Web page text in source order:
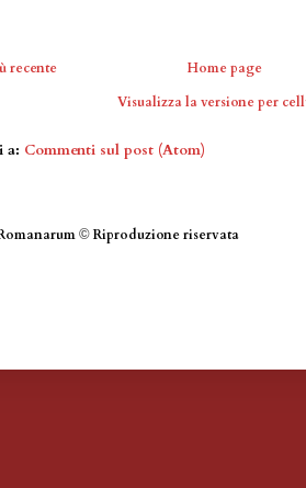
recente
Home page
Visualizza la versione per
a: Commenti sul post (Atom)
© Riproduzione riservata